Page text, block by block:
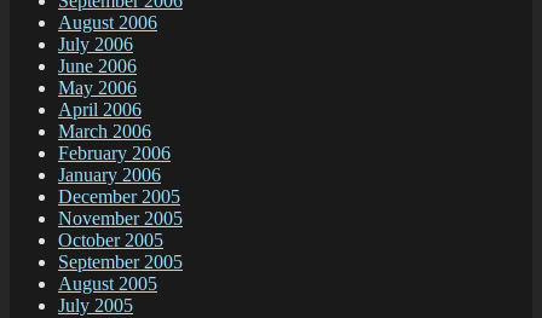
August 2006
July 2006
June 2006
May 2006
April 2006
March 2006
February 2006
January 2006
December 2005
November 2005
October 2005
September 2005
August 2005
July 2005